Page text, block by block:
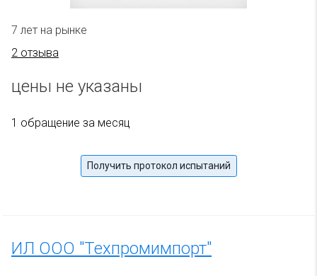
7 лет на рынке
2 отзыва
цены не указаны
1 обращение за месяц
Получить протокол испытаний
ИЛ ООО "Техпромимпорт"